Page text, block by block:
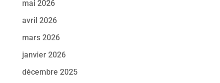
mai 2026
avril 2026
mars 2026
janvier 2026
décembre 2025